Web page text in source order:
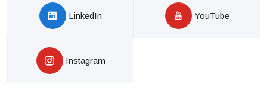
LinkedIn YouTube
Instagram